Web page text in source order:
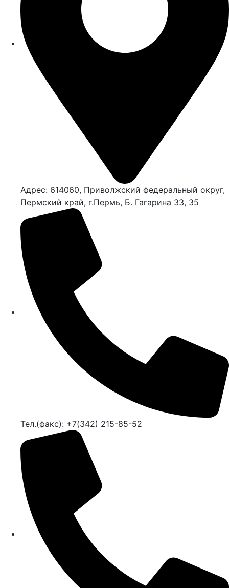
Адрес: 614060, Приволжский федеральный округ,
Пермский край, г.Пермь, Б. Гагарина 33, 35
Тел.(факс): +7(342) 215-85-52